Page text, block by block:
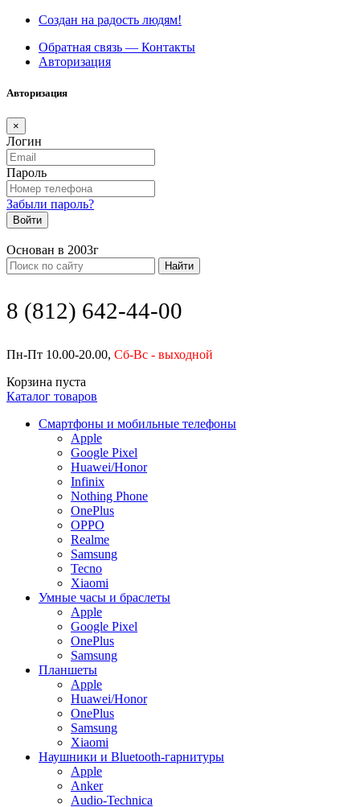
Создан на радость людям!
Обратная связь — Контакты
Авторизация
Авторизация
×
Логин
Пароль
Забыли пароль?
Войти
Основан в 2003г
Найти
8 (812) 642-44-00
Пн-Пт 10.00-20.00, Сб-Вс - выходной
Корзина пуста
Каталог товаров
Смартфоны и мобильные телефоны
Apple
Google Pixel
Huawei/Honor
Infinix
Nothing Phone
OnePlus
OPPO
Realme
Samsung
Tecno
Xiaomi
Умные часы и браслеты
Apple
Google Pixel
OnePlus
Samsung
Планшеты
Apple
Huawei/Honor
OnePlus
Samsung
Xiaomi
Наушники и Bluetooth-гарнитуры
Apple
Anker
Audio-Technica